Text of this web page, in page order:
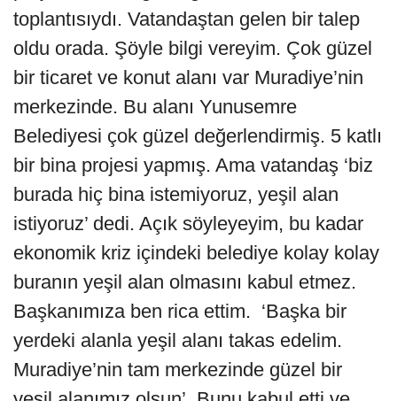
toplantısıydı. Vatandaştan gelen bir talep
oldu orada. Şöyle bilgi vereyim. Çok güzel
bir ticaret ve konut alanı var Muradiye’nin
merkezinde. Bu alanı Yunusemre
Belediyesi çok güzel değerlendirmiş. 5 katlı
bir bina projesi yapmış. Ama vatandaş ‘biz
burada hiç bina istemiyoruz, yeşil alan
istiyoruz’ dedi. Açık söyleyeyim, bu kadar
ekonomik kriz içindeki belediye kolay kolay
buranın yeşil alan olmasını kabul etmez.
Başkanımıza ben rica ettim. ‘Başka bir
yerdeki alanla yeşil alanı takas edelim.
Muradiye’nin tam merkezinde güzel bir